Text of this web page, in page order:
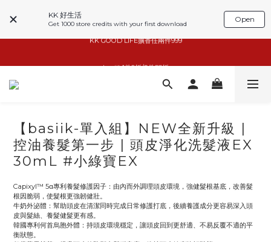
KK 好生活
Get 1000 store credits with your first download
Open
basiik1件9折/2件88折
【basiik-單入組】NEW全新升級 |
控油養髮第一步 | 頭皮淨化洗髮液EX
30mL #小綠寶EX
Capixyl™ 5α專利養髮修護因子：由內而外調理頭皮環境，強健髮根基底，改善髮
根因脆弱，使髮根更強韌健壯。
牛奶外泌體：幫助頭皮在清潔同時完成日常修護打底，後續養護成分更容易深入頭
皮與髮絲、養髮健髮更有感。
韓國專利何首烏胞外體：持頭皮環境穩定，讓頭皮回到更舒適、不易反覆不適的平
衡狀態。